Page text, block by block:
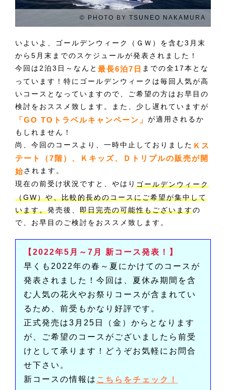
© PHOTO BY TSUNEO NAKAMURA
いよいよ、ゴールデンウィーク（ＧＷ）を含む3月末
から5月末までのスケジュールが発表されました！
今回は2泊3日～なんと 最長6泊7日 までの全17本とな
っています！特にゴールデンウィークは毎回人気が高
いコースとなっていますので、ご希望の方はお早目の
検討をおススメ致します。また、少し遅れていますが
「GO TOトラベルキャンペーン」 が適用されるか
もしれません！
尚、今回のコースより、一時中止しておりました Ｋス
テート（7階）、Ｋキッズ、Ｄトリプルの販売が開
始されます。
現在の前受け状況ですと、やはり ゴールデンウィーク
（GW）や、比較的長めのコースにご希望が集中して
います。発売後、 即日完売の可能性もございますの
で、お早目のご検討をおススメ致します。
【2022年5月～7月 新コース発表！】
早くも2022年の春～夏にかけてのコースが
発表されました！今回は、夏休み期間を含
む人気の花火やお祭りコースが含まれてい
るため、前受もかなり好評です。
正式発売は3月25日（金）からとなります
が、ご希望のコースがございましたら前受
けとして承ります！どうぞお気軽にお問合
せ下さい。
新コースの情報は こちらをチェック！